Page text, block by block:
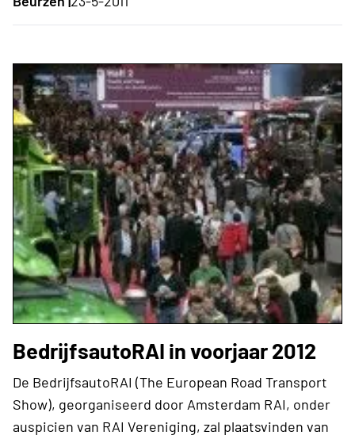
BedrijfsautoRAI in voorjaar 2012
De BedrijfsautoRAI (The European Road Transport
Show), georganiseerd door Amsterdam RAI, onder
auspicien van RAI Vereniging, zal plaatsvinden van